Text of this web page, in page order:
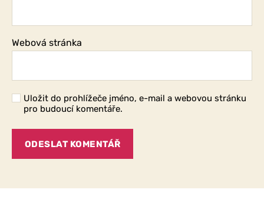
Webová stránka
Uložit do prohlížeče jméno, e-mail a webovou stránku
pro budoucí komentáře.